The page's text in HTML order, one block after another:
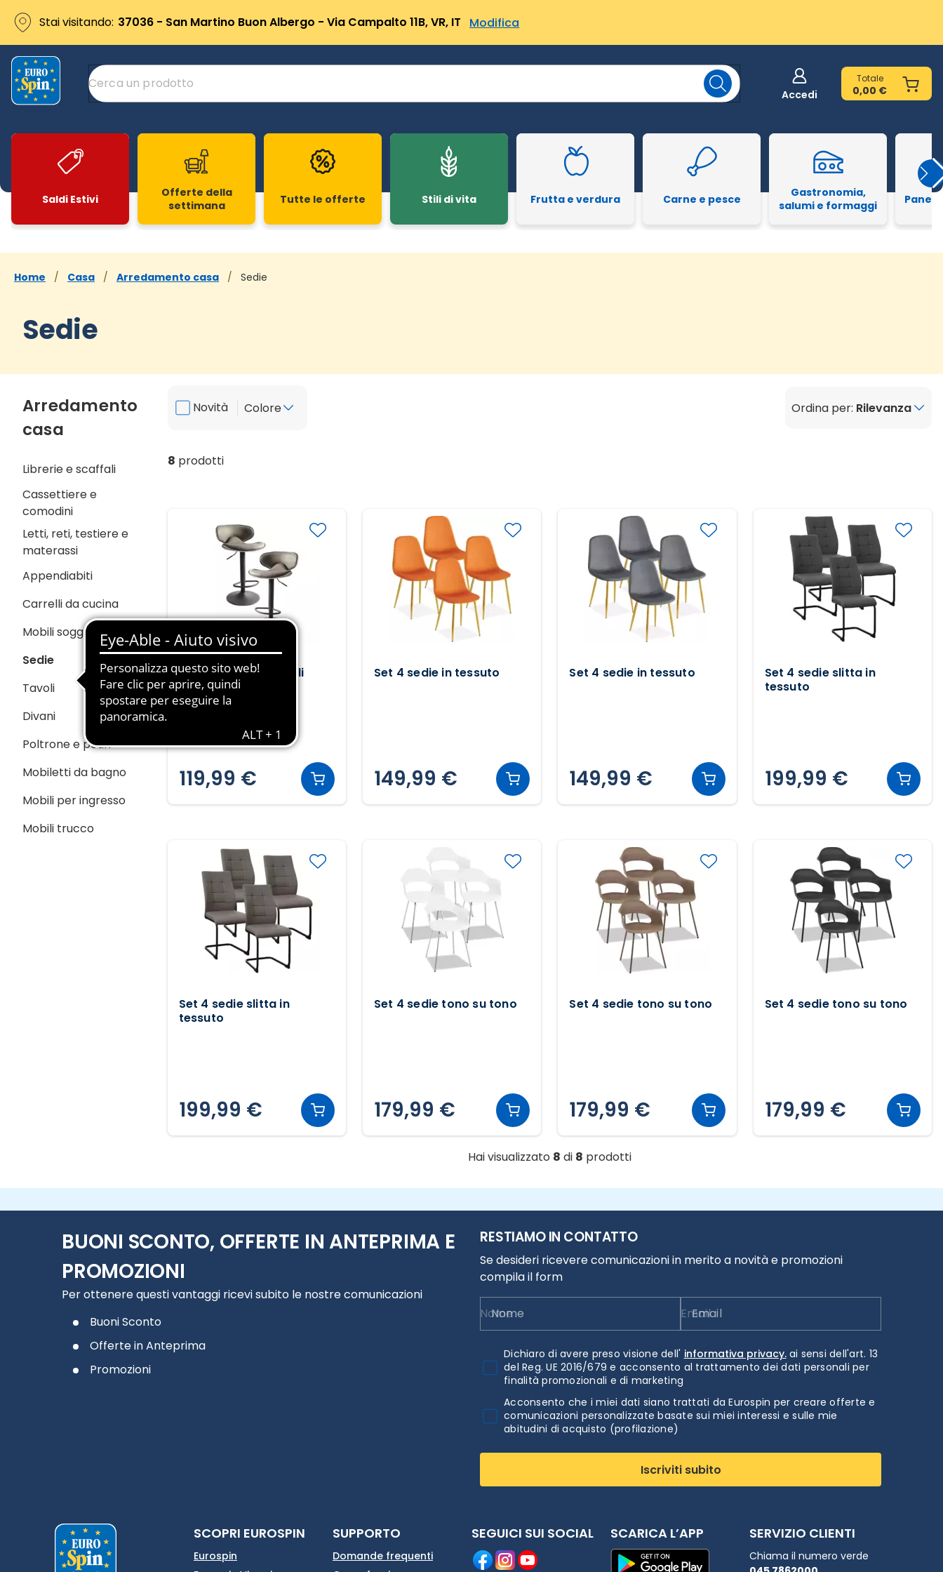
Stai visitando: 37036 - San Martino Buon Albergo - Via Campalto 11B, VR, IT Modifica
Accedi
Totale
0,00 €
Saldi Estivi
Offerte della
settimana
Tutte le offerte Stili di vita Frutta e verdura Carne e pesce
Gastronomia,
salumi e formaggi
Pane
Home / Casa / Arredamento casa / Sedie
Sedie
Arredamento
casa
Librerie e scaffali
Cassettiere e
comodini
Letti, reti, testiere e
materassi
Appendiabiti
Carrelli da cucina
Mobili soggiorno
Sedie
Tavoli
Divani
Poltrone e pouff
Mobiletti da bagno
Mobili per ingresso
Mobili trucco
Novità Colore Ordina per: Rilevanza
8 prodotti
Set 2 sgabelli girevoli
119,99 €
Set 4 sedie in tessuto
149,99 €
Set 4 sedie in tessuto
149,99 €
Set 4 sedie slitta in
tessuto
199,99 €
Set 4 sedie slitta in
tessuto
199,99 €
Set 4 sedie tono su tono
179,99 €
Set 4 sedie tono su tono
179,99 €
Set 4 sedie tono su tono
179,99 €
Hai visualizzato 8 di 8 prodotti
BUONI SCONTO, OFFERTE IN ANTEPRIMA E
PROMOZIONI
Per ottenere questi vantaggi ricevi subito le nostre comunicazioni
Buoni Sconto
Offerte in Anteprima
Promozioni
RESTIAMO IN CONTATTO
Se desideri ricevere comunicazioni in merito a novità e promozioni
compila il form
Nome Email
Dichiaro di avere preso visione dell' informativa privacy.ai sensi dell'art. 13
del Reg. UE 2016/679 e acconsento al trattamento dei dati personali per
finalità promozionali e di marketing
Acconsento che i miei dati siano trattati da Eurospin per creare offerte e
comunicazioni personalizzate basate sui miei interessi e sulle mie
abitudini di acquisto (profilazione)
Iscriviti subito
SCOPRI EUROSPIN
Eurospin
SUPPORTO
Domande frequenti
SEGUICI SUI SOCIAL SCARICA L’APP SERVIZIO CLIENTI
Chiama il numero verde